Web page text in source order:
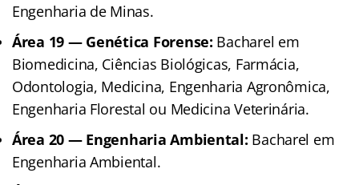
Engenharia de Minas.
Área 19 — Genética Forense: Bacharel em
Biomedicina, Ciências Biológicas, Farmácia,
Odontologia, Medicina, Engenharia Agronômica,
Engenharia Florestal ou Medicina Veterinária.
Área 20 — Engenharia Ambiental: Bacharel em
Engenharia Ambiental.